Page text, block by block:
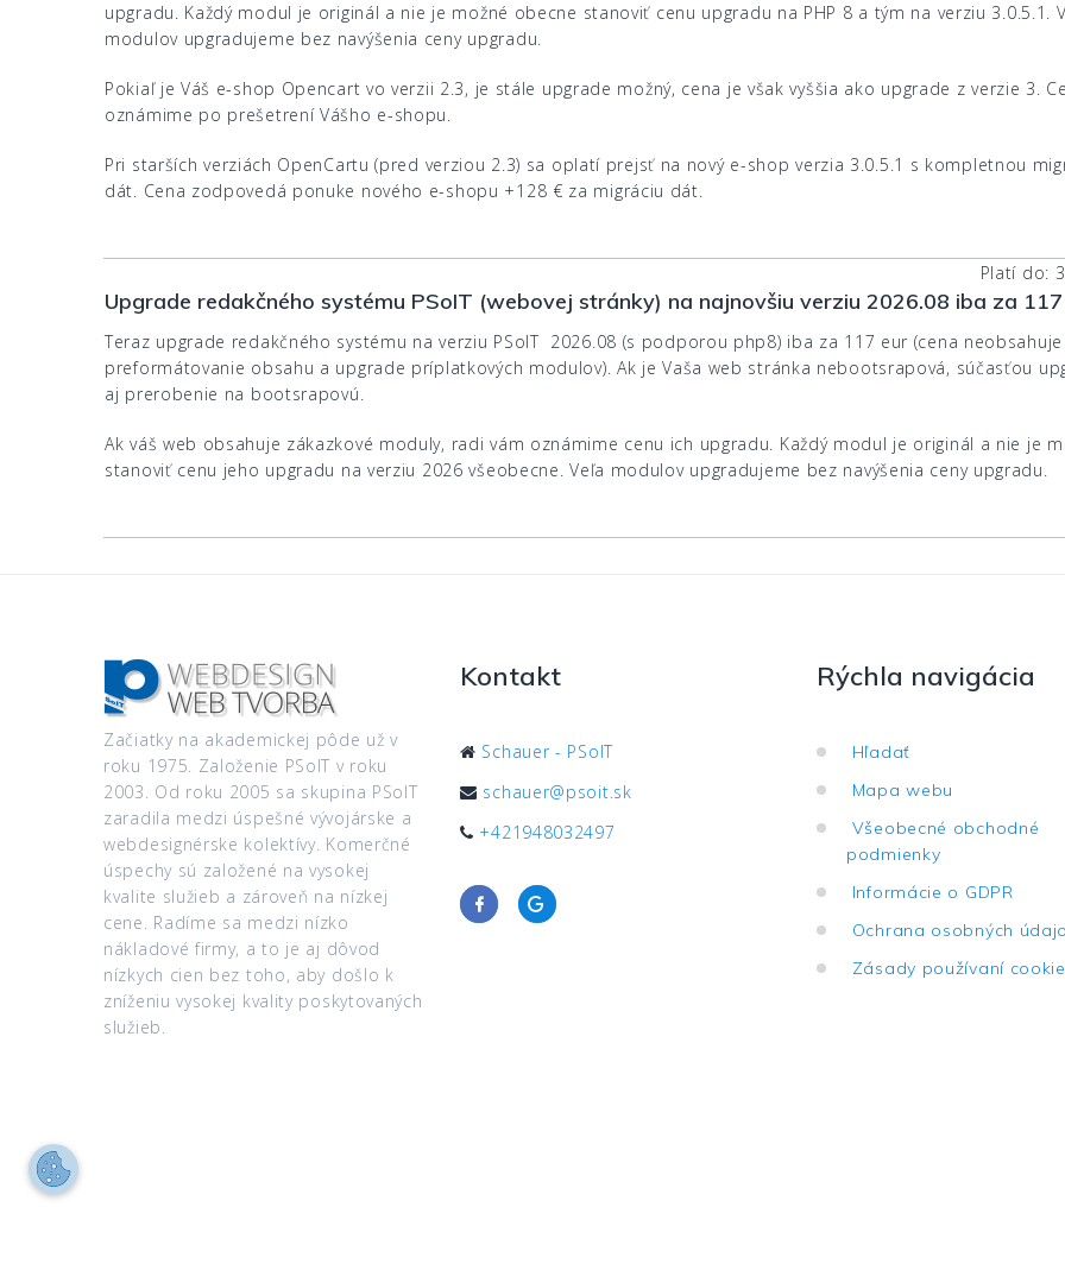
upgradu. Každý modul je originál a nie je možné obecne stanoviť cenu upgradu na PHP 8 a tým na verziu 3.0.5.1.
modulov upgradujeme bez navýšenia ceny upgradu.
Pokiaľ je Váš e-shop Opencart vo verzii 2.3, je stále upgrade možný, cena je však vyššia ako upgrade z verzie 3.
oznámime po prešetrení Vášho e-shopu.
Pri starších verziách OpenCartu (pred verziou 2.3) sa oplatí prejsť na nový e-shop verzia 3.0.5.1 s kompletnou
dát. Cena zodpovedá ponuke nového e-shopu +128 € za migráciu dát.
Platí do:
Upgrade redakčného systému PSoIT (webovej stránky) na najnovšiu verziu 2026.08 iba za
Teraz upgrade redakčného systému na verziu PSoIT 2026.08 (s podporou php8) iba za 117 eur (cena neobsahuje
preformátovanie obsahu a upgrade príplatkových modulov). Ak je Vaša web stránka nebootsrapová, súčasťou
aj prerobenie na bootsrapovú.
Ak váš web obsahuje zákazkové moduly, radi vám oznámime cenu ich upgradu. Každý modul je originál a nie je
stanoviť cenu jeho upgradu na verziu 2026 všeobecne. Veľa modulov upgradujeme bez navýšenia ceny upgradu.
Začiatky na akademickej pôde už v
roku 1975. Založenie PSoIT v roku
2003. Od roku 2005 sa skupina PSoIT
zaradila medzi úspešné vývojárske a
webdesignérske kolektívy. Komerčné
úspechy sú založené na vysokej
kvalite služieb a zároveň na nízkej
cene. Radíme sa medzi nízko
nákladové firmy, a to je aj dôvod
nízkych cien bez toho, aby došlo k
zníženiu vysokej kvality poskytovaných
služieb.
Kontakt
Schauer - PSoIT
schauer@psoit.sk
+421948032497
Rýchla navigácia
Hľadať
Mapa webu
Všeobecné obchodné
podmienky
Informácie o GDPR
Ochrana osobných
Zásady používaní